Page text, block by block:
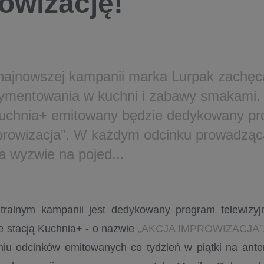
kampanii marka Lurpak
w kuchni i zabawy
emitowany będzie dedykowany
W każdym odcinku
wyzwie na pojed...
kampanii jest dedykowany program
stacją Kuchnia+ - o nazwie „AKCJA IMPROWIZACJA”
odcinków emitowanych co tydzień w piątki na